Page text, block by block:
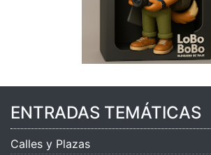
ENTRADAS TEMÁTICAS
Calles y Plazas